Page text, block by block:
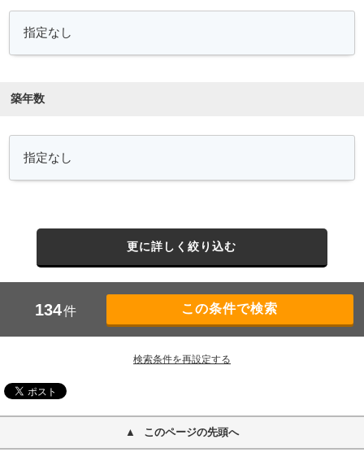
築年数
更に詳しく絞り込む
134件
検索条件を再設定する
このページの先頭へ